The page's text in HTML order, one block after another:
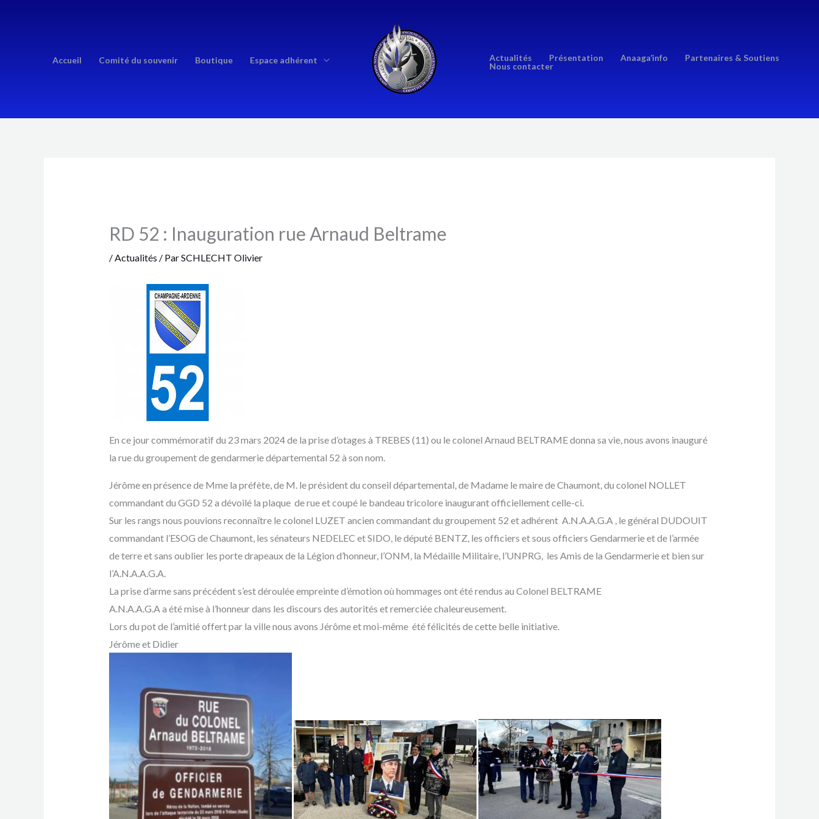
Accueil Comité du souvenir Boutique Espace adhérent Actualités Présentation Anaaga’info
Partenaires & Soutiens
Nous contacter
RD 52 : Inauguration rue Arnaud Beltrame
/ Actualités / ParSCHLECHT Olivier
En ce jour commémoratif du 23 mars 2024 de la prise d’otages à TREBES (11) ou le colonel Arnaud BELTRAME donna sa vie, nous avons inauguré
la rue du groupement de gendarmerie départemental 52 à son nom.
Jérôme en présence de Mme la préfète, de M. le président du conseil départemental, de Madame le maire de Chaumont, du colonel NOLLET
commandant du GGD 52 a dévoilé la plaque de rue et coupé le bandeau tricolore inaugurant officiellement celle-ci.
Sur les rangs nous pouvions reconnaître le colonel LUZET ancien commandant du groupement 52 et adhérent A.N.A.A.G.A , le général DUDOUIT
commandant l’ESOG de Chaumont, les sénateurs NEDELEC et SIDO, le député BENTZ, les officiers et sous officiers Gendarmerie et de l’armée
de terre et sans oublier les porte drapeaux de la Légion d’honneur, l’ONM, la Médaille Militaire, l’UNPRG, les Amis de la Gendarmerie et bien sur
l’A.N.A.A.G.A.
La prise d’arme sans précédent s’est déroulée empreinte d’émotion où hommages ont été rendus au Colonel BELTRAME
A.N.A.A.G.A a été mise à l’honneur dans les discours des autorités et remerciée chaleureusement.
Lors du pot de l’amitié offert par la ville nous avons Jérôme et moi-même été félicités de cette belle initiative.
Jérôme et Didier